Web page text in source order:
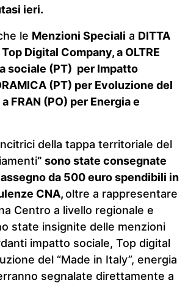
ieri.
le Menzioni Speciali a DITTA
Digital Company, a OLTRE
sociale (PT) per Impatto
(PT) per Evoluzione del
FRAN (PO) per Energia e
della tappa territoriale del
” sono state consegnate
da 500 euro spendibili in
CNA,oltre a rappresentare
Centro a livello regionale e
state insignite delle menzioni
impatto sociale, Top digital
del “Made in Italy”, energia
segnalate direttamente a